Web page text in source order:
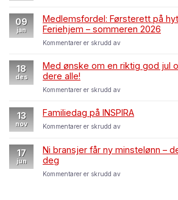
for
deg
09
jan
Medlemsfordel: Førsterett på
Feriehjem – sommeren 2026
Kommentarer er skrudd avfor
Førsterett
på
ved
Feriehjem
18
des
Med ønske om en riktig god jul
dere alle!
Kommentarer er skrudd avfor
ønske
om
en
god
13
nov
Familiedag på INSPIRA
Kommentarer er skrudd avfor
på
INSPIRA
17
jun
Ni bransjer får ny minstelønn –
deg
Kommentarer er skrudd avfor